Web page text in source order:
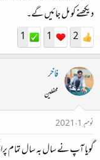
دیکھنے کو مل جائیں گے۔
2
1
1
فاخر
محفلین
نومبر 1، 2021
گویا آپ نے سال بہ سال تمام